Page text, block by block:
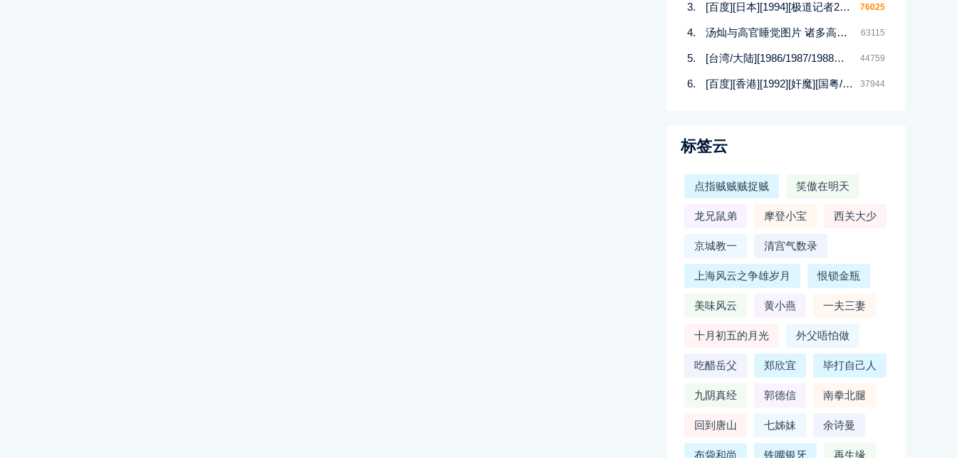
[百度][日本][1994][极道记者2马券転生篇][日语/中文软字幕][DVDISO/4.00GB] 76025
汤灿与高官睡觉图片 诸多高官均与汤灿有染 63115
[台湾/大陆][1986/1987/1988等][四大美人合集DVD][西施/貂蝉/杨贵妃等][潘迎紫/寇世勋/顾冠忠][144集全][国语中字][88DVD/iso] 44759
[百度][香港][1992][奸魔][国粤/无字][MKV/925MB] 37944
标签云
点指贼贼贼捉贼 笑傲在明天
龙兄鼠弟 摩登小宝 西关大少
京城教一 清宫气数录
上海风云之争雄岁月 恨锁金瓶
美味风云 黄小燕 一夫三妻
十月初五的月光 外父唔怕做
吃醋岳父 郑欣宜 毕打自己人
九阴真经 郭德信 南拳北腿
回到唐山 七姊妹 余诗曼
布袋和尚 铁嘴银牙 再生缘